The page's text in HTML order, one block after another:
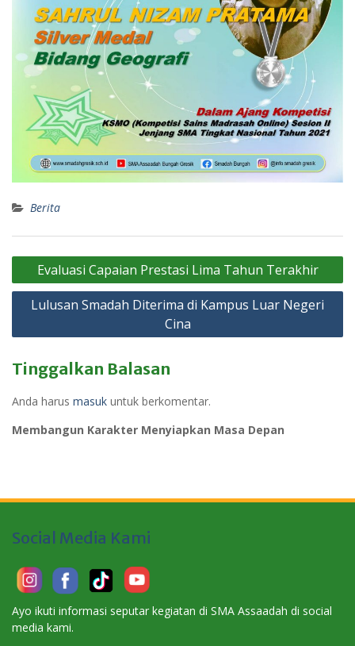
Berita
Navigasi
pos
Evaluasi Capaian Prestasi Lima Tahun Terakhir
Lulusan Smadah Diterima di Kampus Luar Negeri
Cina
Tinggalkan Balasan
Anda harus masuk untuk berkomentar.
Membangun Karakter Menyiapkan Masa Depan
Social Media Kami
Ayo ikuti informasi seputar kegiatan di SMA Assaadah di social
media kami.